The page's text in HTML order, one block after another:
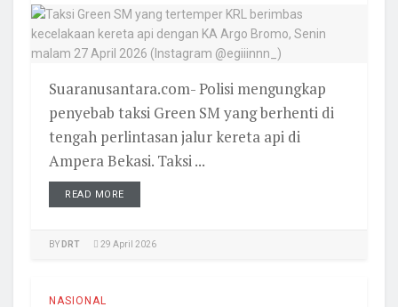
Suaranusantara.com- Polisi mengungkap
penyebab taksi Green SM yang berhenti di
tengah perlintasan jalur kereta api di
Ampera Bekasi. Taksi ...
READ MORE
BY DRT 29 April 2026
NASIONAL